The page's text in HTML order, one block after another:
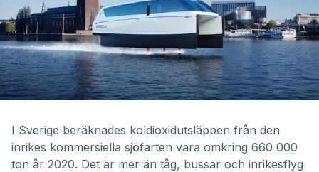
I Sverige beräknades koldioxidutsläppen från den
inrikes kommersiella sjöfarten vara omkring 660 000
ton år 2020. Det är mer än tåg, bussar och inrikesflyg